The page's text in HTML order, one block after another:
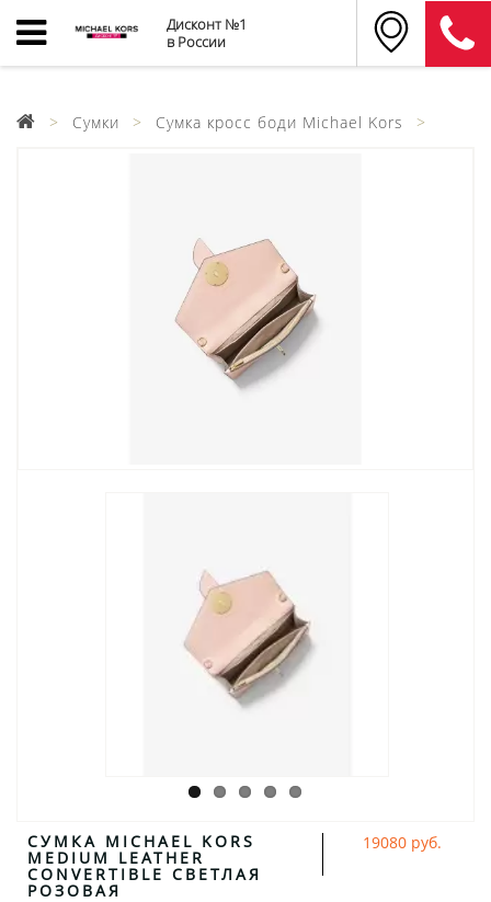
Дисконт №1
в России
Сумки Сумка кросс боди Michael Kors
СУМКА MICHAEL KORS
MEDIUM LEATHER
CONVERTIBLE СВЕТЛАЯ
РОЗОВАЯ
19080 руб.